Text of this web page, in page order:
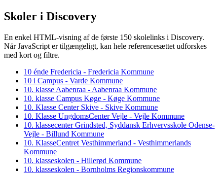
Skoler i Discovery
En enkel HTML-visning af de første 150 skolelinks i Discovery.
Når JavaScript er tilgængeligt, kan hele referencesættet udforskes
med kort og filtre.
10 énde Fredericia - Fredericia Kommune
10 i Campus - Varde Kommune
10. klasse Aabenraa - Aabenraa Kommune
10. klasse Campus Køge - Køge Kommune
10. Klasse Center Skive - Skive Kommune
10. Klasse UngdomsCenter Vejle - Vejle Kommune
10. klassecenter Grindsted, Syddansk Erhvervsskole Odense-
Vejle - Billund Kommune
10. KlasseCentret Vesthimmerland - Vesthimmerlands
Kommune
10. klasseskolen - Hillerød Kommune
10. klasseskolen - Bornholms Regionskommune